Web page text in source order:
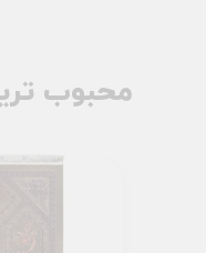
محبوب